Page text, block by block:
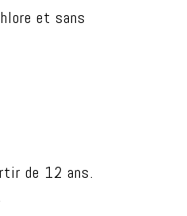
et sans
de 12 ans.